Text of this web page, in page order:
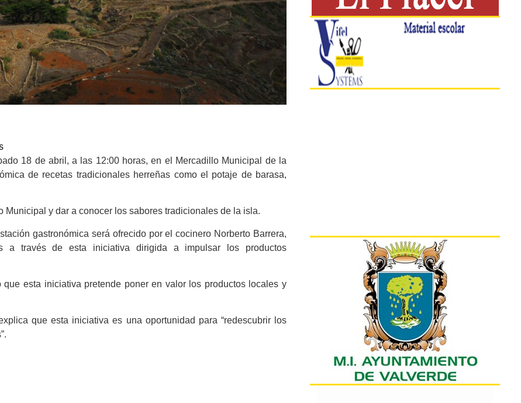
18 de abril, a las 12:00 horas, en el Mercadillo Municipal de la
de recetas tradicionales herreñas como el potaje de barasa,
y dar a conocer los sabores tradicionales de la isla.
gastronómica será ofrecido por el cocinero Norberto Barrera,
a través de esta iniciativa dirigida a impulsar los productos
esta iniciativa pretende poner en valor los productos locales y
que esta iniciativa es una oportunidad para “redescubrir los